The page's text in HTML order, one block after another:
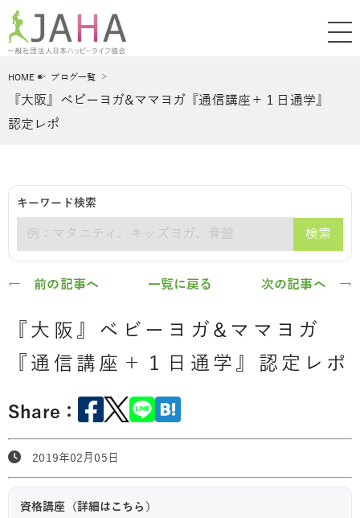
HOME ブログ一覧
『大阪』ベビーヨガ&ママヨガ『通信講座＋１日通学』
認定レポ
キーワード検索
検索
← 前の記事へ 一覧に戻る 次の記事へ →
『大阪』ベビーヨガ&ママヨガ
『通信講座＋１日通学』認定レポ
Share：
2019年02月05日
資格講座（詳細はこちら）